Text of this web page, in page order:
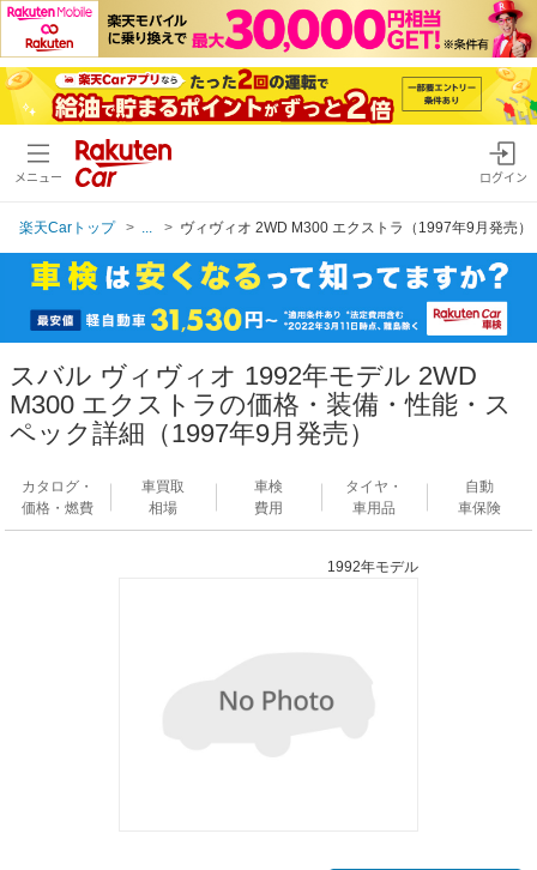
メニュー ログイン
楽天Carトップ ヴィヴィオ 2WD M300 エクストラ（1997年9月発売）
スバル ヴィヴィオ 1992年モデル 2WD
M300 エクストラの価格・装備・性能・ス
ペック詳細（1997年9月発売）
カタログ・
価格・燃費
車買取
相場
車検
費用
タイヤ・
車用品
自動
車保険
1992年モデル